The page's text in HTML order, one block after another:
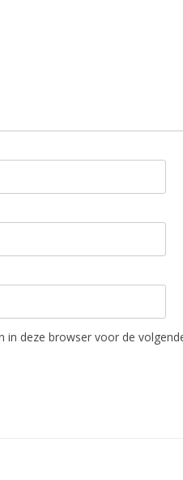
in deze browser voor de